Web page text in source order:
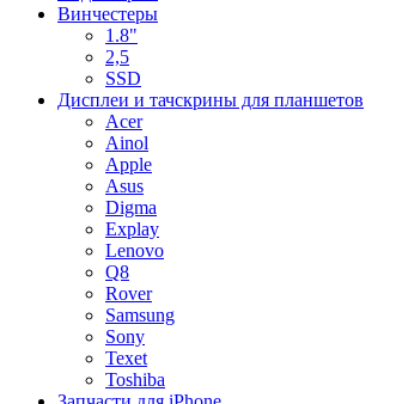
Винчестеры
1.8"
2,5
SSD
Дисплеи и тачскрины для планшетов
Acer
Ainol
Apple
Asus
Digma
Explay
Lenovo
Q8
Rover
Samsung
Sony
Texet
Toshiba